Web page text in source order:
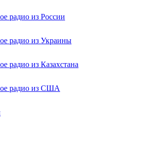
радио из России
радио из Украины
радио из Казахстана
радио из США